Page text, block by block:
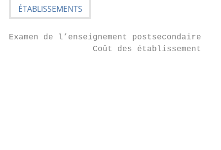
Examen de l’enseignement postsecondaire
                 Coût des établissements